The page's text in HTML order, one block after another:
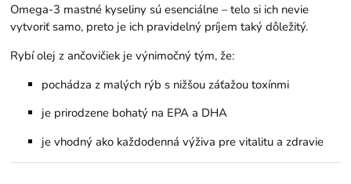
Omega-3 mastné kyseliny sú esenciálne – telo si ich nevie
vytvoriť samo, preto je ich pravidelný príjem taký dôležitý.
Rybí olej z ančovičiek je výnimočný tým, že:
pochádza z malých rýb s nižšou záťažou toxínmi
je prirodzene bohatý na EPA a DHA
je vhodný ako každodenná výživa pre vitalitu a zdravie